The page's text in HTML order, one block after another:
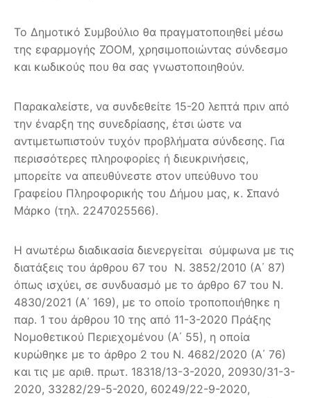
Το Δημοτικό Συμβούλιο θα πραγματοποιηθεί μέσω
της εφαρμογής ZOOM, χρησιμοποιώντας σύνδεσμο
και κωδικούς που θα σας γνωστοποιηθούν.
Παρακαλείστε, να συνδεθείτε 15-20 λεπτά πριν από
την έναρξη της συνεδρίασης, έτσι ώστε να
αντιμετωπιστούν τυχόν προβλήματα σύνδεσης. Για
περισσότερες πληροφορίες ή διευκρινήσεις,
μπορείτε να απευθύνεστε στον υπεύθυνο του
Γραφείου Πληροφορικής του Δήμου μας, κ. Σπανό
Μάρκο (τηλ. 2247025566).
Η ανωτέρω διαδικασία διενεργείται σύμφωνα με τις
διατάξεις του άρθρου 67 του Ν. 3852/2010 (Α΄ 87)
όπως ισχύει, σε συνδυασμό με το άρθρο 67 του Ν.
4830/2021 (Α΄ 169), με το οποίο τροποποιήθηκε η
παρ. 1 του άρθρου 10 της από 11-3-2020 Πράξης
Νομοθετικού Περιεχομένου (Α΄ 55), η οποία
κυρώθηκε με το άρθρο 2 του Ν. 4682/2020 (Α΄ 76)
και τις με αριθ. πρωτ. 18318/13-3-2020, 20930/31-3-
2020, 33282/29-5-2020, 60249/22-9-2020,